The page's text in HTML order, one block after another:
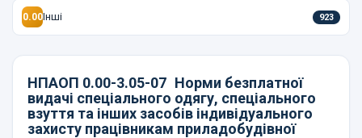
0.00Інші 923
НПАОП 0.00-3.05-07 Норми безплатної
видачі спеціального одягу, спеціального
взуття та інших засобів індивідуального
захисту працівникам приладобудівної